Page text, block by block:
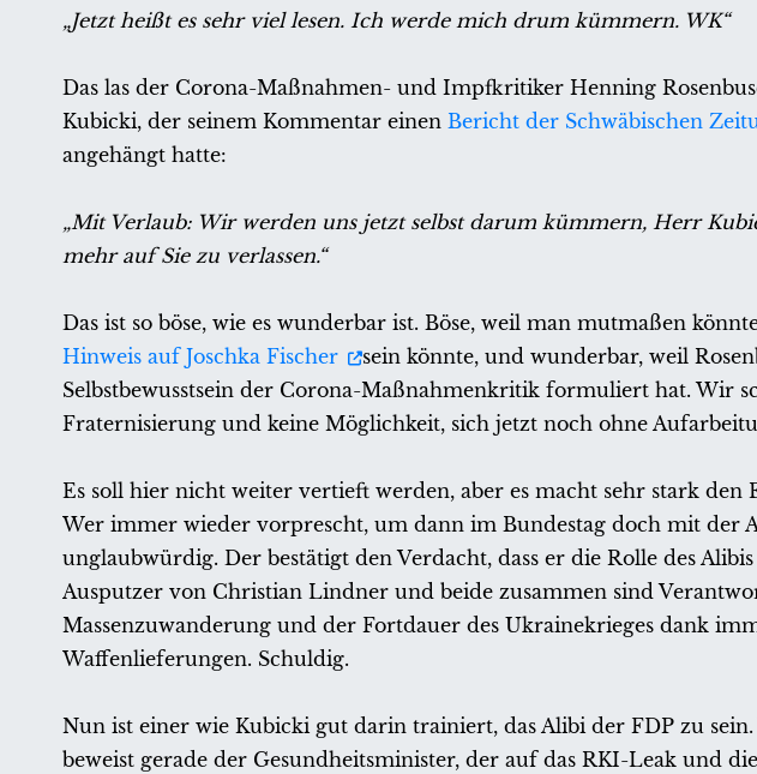
„Jetzt heißt es sehr viel lesen. Ich werde mich drum kümmern. WK“
Das las der Corona-Maßnahmen- und Impfkritiker Henning
Kubicki, der seinem Kommentar einen Bericht der Schwäbischen
angehängt hatte:
„Mit Verlaub: Wir werden uns jetzt selbst darum kümmern, Herr
mehr auf Sie zu verlassen.“
Das ist so böse, wie es wunderbar ist. Böse, weil man mutmaßen
Hinweis auf Joschka Fischer
sein könnte, und wunderbar, weil
Selbstbewusstsein der Corona-Maßnahmenkritik formuliert hat. Wir
Fraternisierung und keine Möglichkeit, sich jetzt noch ohne
Es soll hier nicht weiter vertieft werden, aber es macht sehr stark den
Wer immer wieder vorprescht, um dann im Bundestag doch mit der
unglaubwürdig. Der bestätigt den Verdacht, dass er die Rolle des
Ausputzer von Christian Lindner und beide zusammen sind
Massenzuwanderung und der Fortdauer des Ukrainekrieges dank
Waffenlieferungen. Schuldig.
Nun ist einer wie Kubicki gut darin trainiert, das Alibi der FDP zu
beweist gerade der Gesundheitsminister, der auf das RKI-Leak und